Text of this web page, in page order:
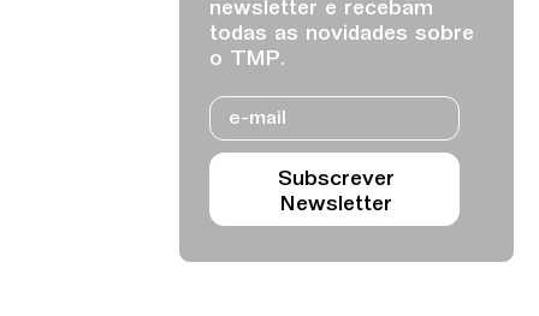
newsletter e recebam
todas as novidades sobre
o TMP.
Email
Subscrever
Newsletter